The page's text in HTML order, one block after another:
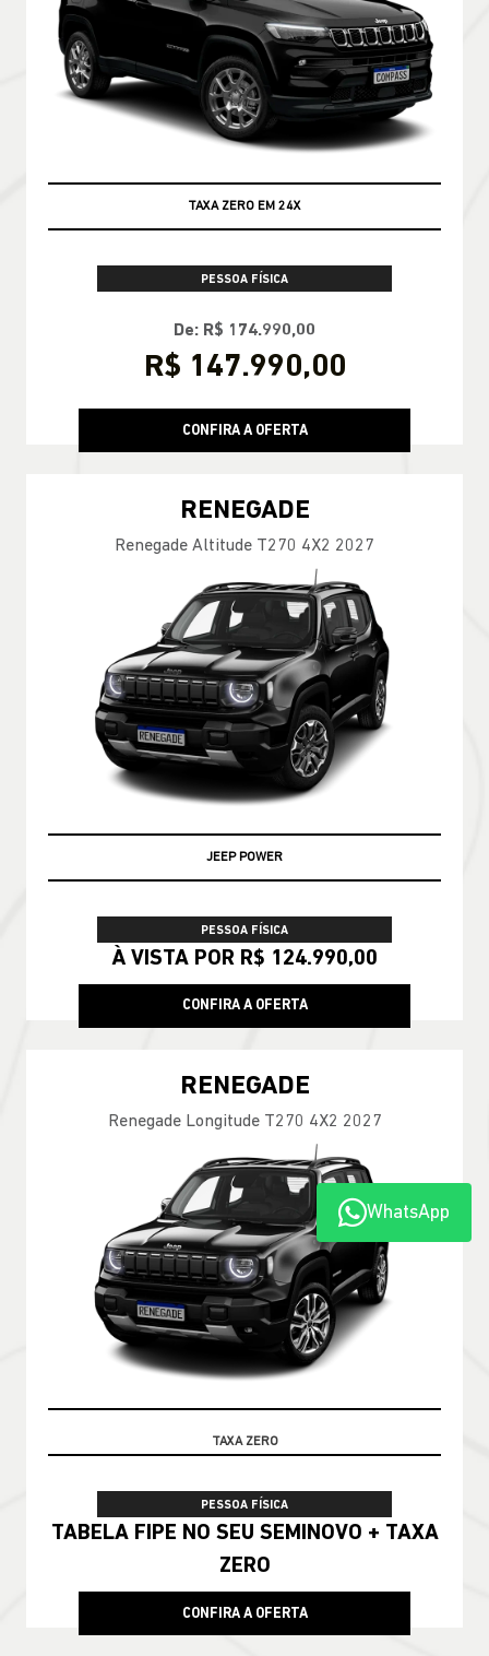
TAXA ZERO EM 24X
PESSOA FÍSICA
De: R$ 174.990,00
R$ 147.990,00
CONFIRA A OFERTA
RENEGADE
Renegade Altitude T270 4X2 2027
JEEP POWER
PESSOA FÍSICA
À VISTA POR R$ 124.990,00
CONFIRA A OFERTA
RENEGADE
Renegade Longitude T270 4X2 2027
PESSOA FÍSICA
TABELA FIPE NO SEU SEMINOVO + TAXA
ZERO
CONFIRA A OFERTA
WhatsApp